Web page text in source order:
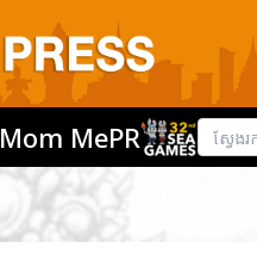
Mom MePR